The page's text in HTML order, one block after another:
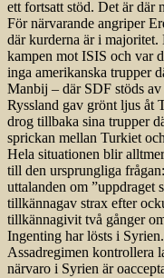
ett fortsatt stöd. Det är där
För närvarande angriper
där kurderna är i
kampen mot ISIS och var
inga amerikanska trupper
Manbij – där SDF stöds
Ryssland gav grönt ljus åt
drog tillbaka sina trupper
sprickan mellan Turkiet
Hela situationen blir
till den ursprungliga
uttalanden om ”uppdraget
tillkännagav strax efter
tillkännagivit två gånger
Ingenting har lösts i
Assadregimen kontrollera
närvaro i Syrien är